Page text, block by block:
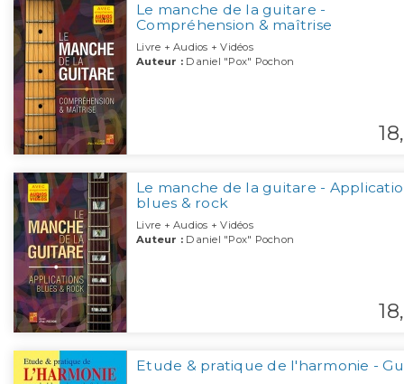
Le manche de la guitare -
Compréhension & maîtrise
Livre + Audios + Vidéos
Auteur : Daniel "Pox" Pochon
18,
Le manche de la guitare -
blues & rock
Livre + Audios + Vidéos
Auteur : Daniel "Pox" Pochon
18,
Etude & pratique de l'harmonie -